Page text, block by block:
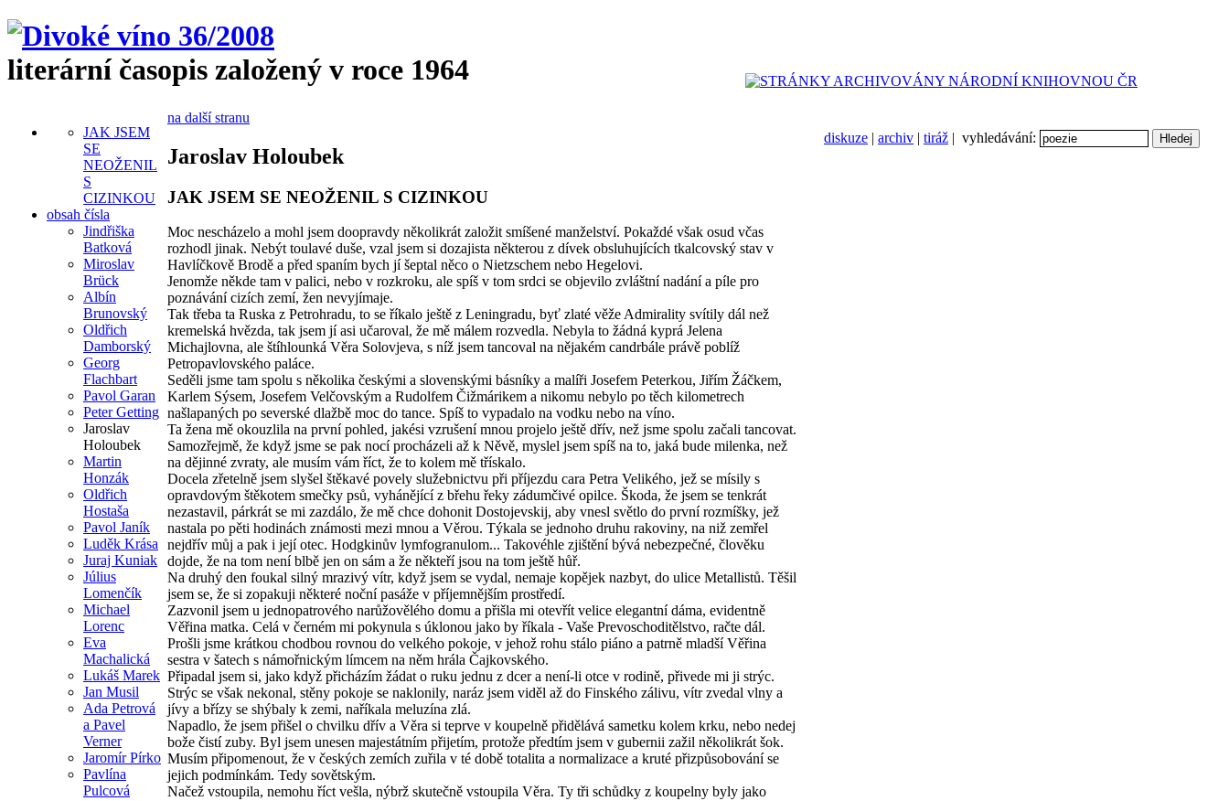
literární časopis založený v roce 1964
diskuze | archiv | tiráž | vyhledávání:
JAK JSEM
SE
NEOŽENIL
S
CIZINKOU
obsah čísla
Jindřiška
Batková
Miroslav
Brück
Albín
Brunovský
Oldřich
Damborský
Georg
Flachbart
Pavol Garan
Peter Getting
Jaroslav
Holoubek
Martin
Honzák
Oldřich
Hostaša
Pavol Janík
Luděk Krása
Juraj Kuniak
Július
Lomenčík
Michael
Lorenc
Eva
Machalická
Lukáš Marek
Jan Musil
Ada Petrová
a Pavel
Verner
Jaromír Pírko
Pavlína
Pulcová
na další stranu
Jaroslav Holoubek
JAK JSEM SE NEOŽENIL S CIZINKOU
Moc nescházelo a mohl jsem doopravdy několikrát založit smíšené manželství. Pokaždé však osud včas
rozhodl jinak. Nebýt toulavé duše, vzal jsem si dozajista některou z dívek obsluhujících tkalcovský stav v
Havlíčkově Brodě a před spaním bych jí šeptal něco o Nietzschem nebo Hegelovi.
Jenomže někde tam v palici, nebo v rozkroku, ale spíš v tom srdci se objevilo zvláštní nadání a píle pro
poznávání cizích zemí, žen nevyjímaje.
Tak třeba ta Ruska z Petrohradu, to se říkalo ještě z Leningradu, byť zlaté věže Admirality svítily dál než
kremelská hvězda, tak jsem jí asi učaroval, že mě málem rozvedla. Nebyla to žádná kyprá Jelena
Michajlovna, ale štíhlounká Věra Solovjeva, s níž jsem tancoval na nějakém candrbále právě poblíž
Petropavlovského paláce.
Seděli jsme tam spolu s několika českými a slovenskými básníky a malíři Josefem Peterkou, Jiřím Žáčkem,
Karlem Sýsem, Josefem Velčovským a Rudolfem Čižmárikem a nikomu nebylo po těch kilometrech
našlapaných po severské dlažbě moc do tance. Spíš to vypadalo na vodku nebo na víno.
Ta žena mě okouzlila na první pohled, jakési vzrušení mnou projelo ještě dřív, než jsme spolu začali tancovat.
Samozřejmě, že když jsme se pak nocí procházeli až k Něvě, myslel jsem spíš na to, jaká bude milenka, než
na dějinné zvraty, ale musím vám říct, že to kolem mě třískalo.
Docela zřetelně jsem slyšel štěkavé povely služebnictvu při příjezdu cara Petra Velikého, jež se mísily s
opravdovým štěkotem smečky psů, vyhánějící z břehu řeky zádumčivé opilce. Škoda, že jsem se tenkrát
nezastavil, párkrát se mi zazdálo, že mě chce dohonit Dostojevskij, aby vnesl světlo do první rozmíšky, jež
nastala po pěti hodinách známosti mezi mnou a Věrou. Týkala se jednoho druhu rakoviny, na niž zemřel
nejdřív můj a pak i její otec. Hodgkinův lymfogranulom... Takovéhle zjištění bývá nebezpečné, člověku
dojde, že na tom není blbě jen on sám a že někteří jsou na tom ještě hůř.
Na druhý den foukal silný mrazivý vítr, když jsem se vydal, nemaje kopějek nazbyt, do ulice Metallistů. Těšil
jsem se, že si zopakuji některé noční pasáže v příjemnějším prostředí.
Zazvonil jsem u jednopatrového narůžovělého domu a přišla mi otevřít velice elegantní dáma, evidentně
Věřina matka. Celá v černém mi pokynula s úklonou jako by říkala - Vaše Prevoschoditělstvo, račte dál.
Prošli jsme krátkou chodbou rovnou do velkého pokoje, v jehož rohu stálo piáno a patrně mladší Věřina
sestra v šatech s námořnickým límcem na něm hrála Čajkovského.
Připadal jsem si, jako když přicházím žádat o ruku jednu z dcer a není-li otce v rodině, přivede mi ji strýc.
Strýc se však nekonal, stěny pokoje se naklonily, naráz jsem viděl až do Finského zálivu, vítr zvedal vlny a
jívy a břízy se shýbaly k zemi, naříkala meluzína zlá.
Napadlo, že jsem přišel o chvilku dřív a Věra si teprve v koupelně přidělává sametku kolem krku, nebo nedej
bože čistí zuby. Byl jsem unesen majestátním přijetím, protože předtím jsem v gubernii zažil několikrát šok.
Musím připomenout, že v českých zemích zuřila v té době totalita a normalizace a kruté přizpůsobování se
jejich podmínkám. Tedy sovětským.
Načež vstoupila, nemohu říct vešla, nýbrž skutečně vstoupila Věra. Ty tři schůdky z koupelny byly jako